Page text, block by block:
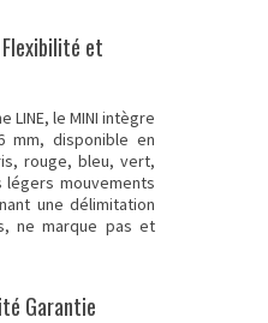
et
LINE, le MINI intègre
mm, disponible en
rouge, bleu, vert,
mouvements
une délimitation
ne marque pas et
Garantie